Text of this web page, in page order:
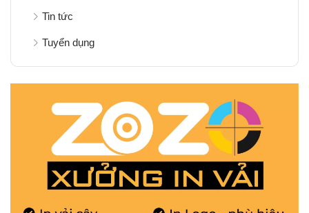
Tin tức
Tuyển dụng